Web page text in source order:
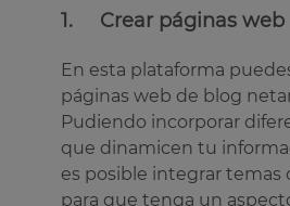
1. Crear páginas web
En esta plataforma
páginas web de blog
Pudiendo incorporar
que dinamicen tu
es posible integrar temas
para que tenga un